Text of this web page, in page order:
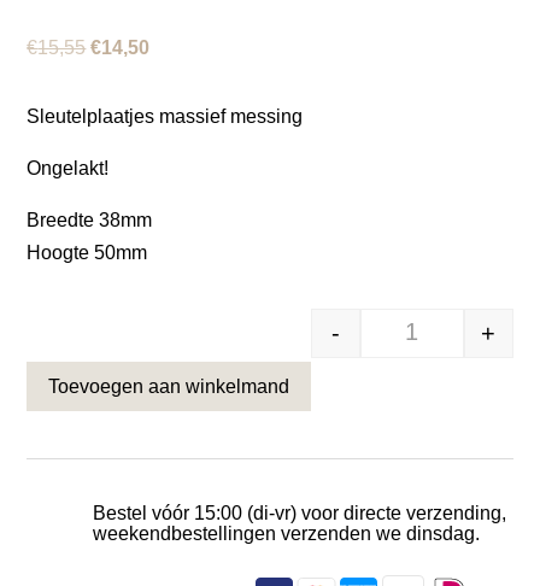
€15,55 Oorspronkelijke
was:
€14,50
is:
Sleutelplaatjes massief messing
Ongelakt!
Breedte 38mm
Hoogte 50mm
- +
Toevoegen aan winkelmand
Bestel vóór 15:00 (di-vr) voor directe verzending,
weekendbestellingen verzenden we dinsdag.